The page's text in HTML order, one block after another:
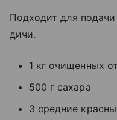
Подходит для
дичи.
1 кг очищенных
500 г сахара
3 средние